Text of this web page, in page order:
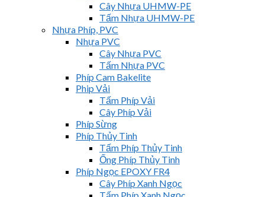
Cây Nhựa UHMW-PE
Tấm Nhựa UHMW-PE
Nhựa Phíp, PVC
Nhựa PVC
Cây Nhựa PVC
Tấm Nhựa PVC
Phíp Cam Bakelite
Phip Vải
Tấm Phíp Vải
Cây Phíp Vải
Phíp Sừng
Phíp Thủy Tinh
Tấm Phíp Thủy Tinh
Ống Phíp Thủy Tinh
Phíp Ngọc EPOXY FR4
Cây Phíp Xanh Ngọc